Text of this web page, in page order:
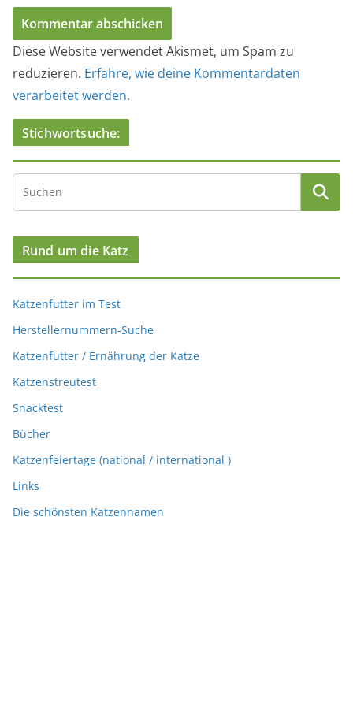
Diese Website verwendet Akismet, um Spam zu
reduzieren. Erfahre, wie deine Kommentardaten
verarbeitet werden.
Stichwortsuche:
Rund um die Katz
Katzenfutter im Test
Herstellernummern-Suche
Katzenfutter / Ernährung der Katze
Katzenstreutest
Snacktest
Bücher
Katzenfeiertage (national / international )
Links
Die schönsten Katzennamen